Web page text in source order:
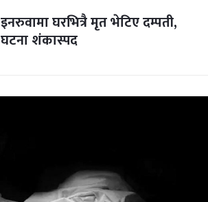
इनरुवामा घरभित्रै मृत भेटिए दम्पती,
घटना शंकास्पद